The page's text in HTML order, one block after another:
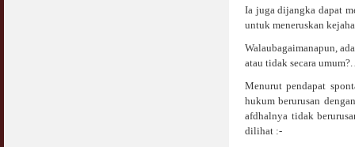
Ia juga dijangka dapat
untuk meneruskan
Walaubagaimanapun,
atau tidak secara
Menurut pendapat
hukum berurusan
afdhalnya tidak
dilihat :-